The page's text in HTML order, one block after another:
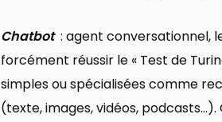
Chatbot : agent conversationnel,
forcément réussir le « Test de
simples ou spécialisées comme
(texte, images, vidéos,